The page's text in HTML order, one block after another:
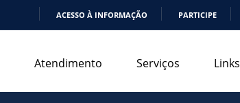
ACESSO À INFORMAÇÃO PARTICIPE
Atendimento Serviços Links